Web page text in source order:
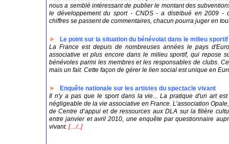
nous a semblé intéressant de publier le montant des
le développement du sport - CNDS - a distribué en 2009 -
chiffres se passent de commentaires, chacun pourra juger en
►
Le point sur la situation du bénévolat dans le milieu sportif
La France est depuis de nombreuses années le pays
associative et plus encore dans le milieu sportif, qui repose
bénévoles parmi les membres et les responsables de clubs.
mais un fait. Cette façon de gérer le lien social est unique en
►
Enquête nationale sur les artistes du spectacle vivant
Il n'y a pas que le sport dans la vie... La pratique d'un art
négligeable de la vie associative en France. L’association
de Centre d’appui et de ressources aux DLA sur la filière
entre janvier et avril 2010, une enquête par questionnaire
vivant. [..../..]